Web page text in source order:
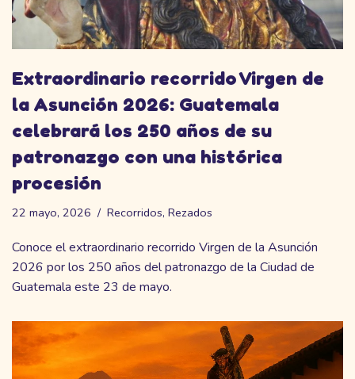
Extraordinario recorrido Virgen de
la Asunción 2026: Guatemala
celebrará los 250 años de su
patronazgo con una histórica
procesión
22 mayo, 2026 Recorridos, Rezados
Conoce el extraordinario recorrido Virgen de la Asunción
2026 por los 250 años del patronazgo de la Ciudad de
Guatemala este 23 de mayo.